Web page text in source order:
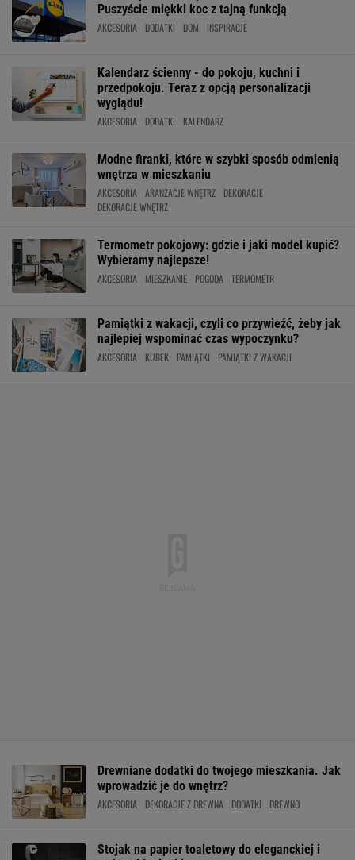
Puszyście miękki koc z tajną funkcją
AKCESORIA DODATKI DOM INSPIRACJE
Kalendarz ścienny - do pokoju, kuchni i
przedpokoju. Teraz z opcją personalizacji
wyglądu!
AKCESORIA DODATKI KALENDARZ
Modne firanki, które w szybki sposób odmienią
wnętrza w mieszkaniu
AKCESORIA ARANŻACJE WNĘTRZ
DEKORACJE
DEKORACJE WNĘTRZ
Termometr pokojowy: gdzie i jaki model kupić?
Wybieramy najlepsze!
AKCESORIA MIESZKANIE POGODA TERMOMETR
Pamiątki z wakacji, czyli co przywieźć, żeby jak
najlepiej wspominać czas wypoczynku?
AKCESORIA KUBEK PAMIĄTKI PAMIĄTKI Z WAKACJI
Drewniane dodatki do twojego mieszkania. Jak
wprowadzić je do wnętrz?
AKCESORIA DEKORACJE Z DREWNA DODATKI DREWNO
Stojak na papier toaletowy do eleganckiej i